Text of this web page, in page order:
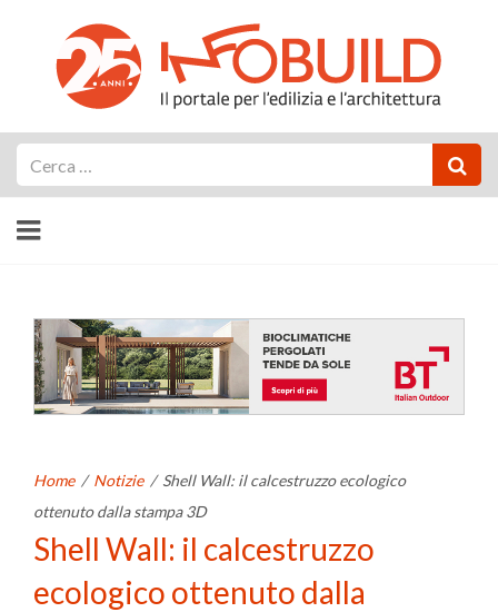
Home / Notizie / Shell Wall: il calcestruzzo ecologico
ottenuto dalla stampa 3D
Shell Wall: il calcestruzzo
ecologico ottenuto dalla